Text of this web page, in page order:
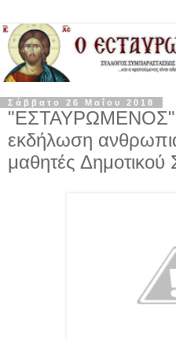
Σάββατο 26 Μαΐου 2018
"ΕΣΤΑΥΡΩΜΕΝΟΣ":
εκδήλωση
μαθητές Δημοτικού